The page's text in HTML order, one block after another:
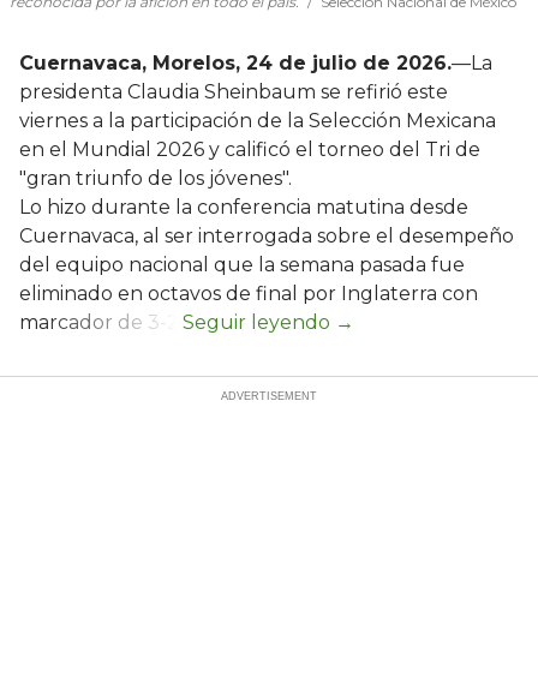
Cuernavaca, Morelos, 24 de julio de 2026.—La
presidenta Claudia Sheinbaum se refirió este
viernes a la participación de la Selección Mexicana
en el Mundial 2026 y calificó el torneo del Tri de
"gran triunfo de los jóvenes".
Lo hizo durante la conferencia matutina desde
Cuernavaca, al ser interrogada sobre el desempeño
del equipo nacional que la semana pasada fue
eliminado en octavos de final por Inglaterra con
marcador de 3-2.